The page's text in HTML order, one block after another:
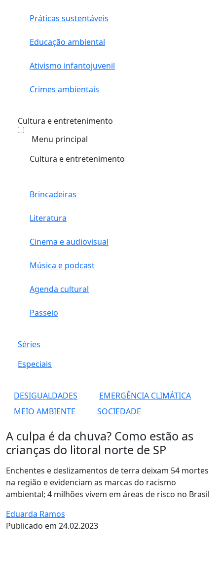
Práticas sustentáveis
Educação ambiental
Ativismo infantojuvenil
Crimes ambientais
Cultura e entretenimento
Menu principal
Cultura e entretenimento
Brincadeiras
Literatura
Cinema e audiovisual
Música e podcast
Agenda cultural
Passeio
Séries
Especiais
DESIGUALDADES
EMERGÊNCIA CLIMÁTICA
MEIO AMBIENTE
SOCIEDADE
A culpa é da chuva? Como estão as
crianças do litoral norte de SP
Enchentes e deslizamentos de terra deixam 54 mortes
na região e evidenciam as marcas do racismo
ambiental; 4 milhões vivem em áreas de risco no Brasil
Eduarda Ramos
Publicado em 24.02.2023